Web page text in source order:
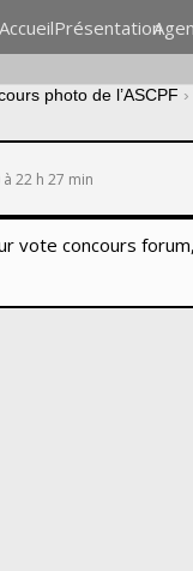
AccueilPrésentation
photo de l’ASCPF ›
22 h 27 min
vote concours